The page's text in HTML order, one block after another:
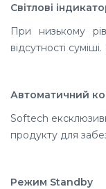
Світлові
При низькому
відсутності
Автоматичний
Softech
продукту для
Режим Standby